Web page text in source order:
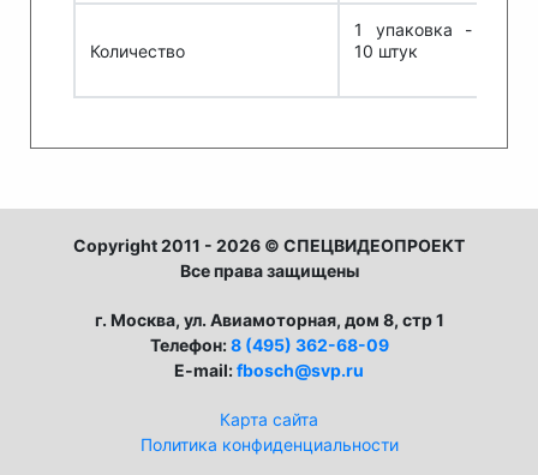
Количество
1 упаковка -
10 штук
Copyright 2011 - 2026 © СПЕЦВИДЕОПРОЕКТ
Все права защищены
г. Москва, ул. Авиамоторная, дом 8, стр 1
Телефон:8 (495) 362-68-09
E-mail:fbosch@svp.ru
Карта сайта
Политика конфиденциальности